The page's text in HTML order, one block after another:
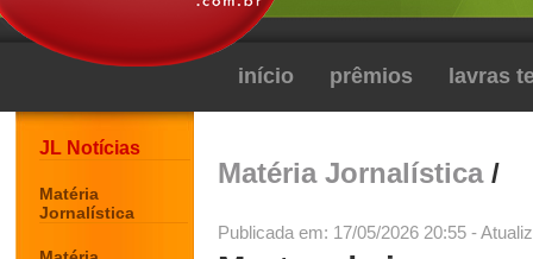
início prêmios lavras
JL Notícias
Matéria
Jornalística
Matéria Jornalística/
Publicada em: 17/05/2026 20:55 -